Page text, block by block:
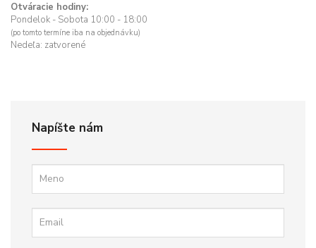
Otváracie hodiny:
Pondelok - Sobota 10:00 - 18:00
(po tomto termíne iba na objednávku)
Nedeľa: zatvorené
Napíšte nám